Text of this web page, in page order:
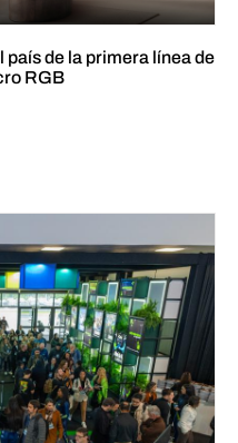
de la primera línea de
RGB